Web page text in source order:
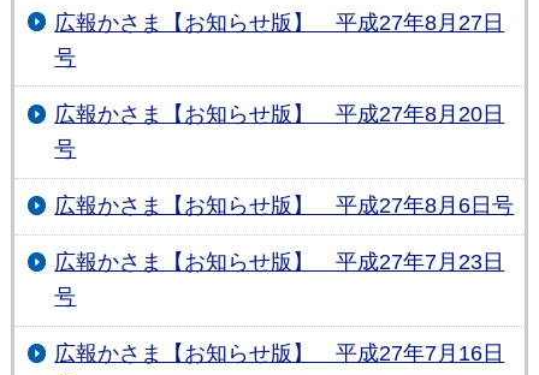
広報かさま【お知らせ版】 平成27年8月27日
号
広報かさま【お知らせ版】 平成27年8月20日
号
広報かさま【お知らせ版】 平成27年8月6日号
広報かさま【お知らせ版】 平成27年7月23日
号
広報かさま【お知らせ版】 平成27年7月16日